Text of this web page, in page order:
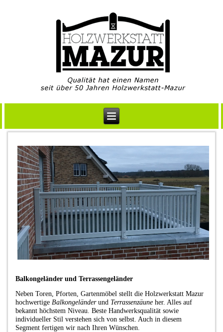
Balkongeländer und Terrassengeländer
Neben Toren, Pforten, Gartenmöbel stellt die Holzwerkstatt Mazur
hochwertige Balkongeländerund Terrassenzäune her. Alles auf
bekannt höchstem Niveau. Beste Handwerksqualität sowie
individueller Stil verstehen sich von selbst. Auch in diesem
Segment fertigen wir nach Ihren Wünschen.